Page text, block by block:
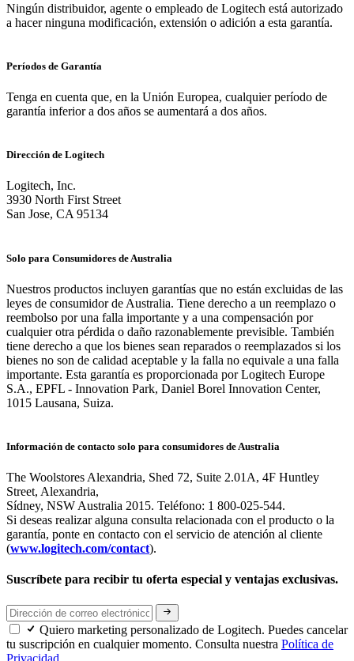
Ningún distribuidor, agente o empleado de Logitech está autorizado
a hacer ninguna modificación, extensión o adición a esta garantía.
Períodos de Garantía
Tenga en cuenta que, en la Unión Europea, cualquier período de
garantía inferior a dos años se aumentará a dos años.
Dirección de Logitech
Logitech, Inc.
3930 North First Street
San Jose, CA 95134
Solo para Consumidores de Australia
Nuestros productos incluyen garantías que no están excluidas de las
leyes de consumidor de Australia. Tiene derecho a un reemplazo o
reembolso por una falla importante y a una compensación por
cualquier otra pérdida o daño razonablemente previsible. También
tiene derecho a que los bienes sean reparados o reemplazados si los
bienes no son de calidad aceptable y la falla no equivale a una falla
importante. Esta garantía es proporcionada por Logitech Europe
S.A., EPFL - Innovation Park, Daniel Borel Innovation Center,
1015 Lausana, Suiza.
Información de contacto solo para consumidores de Australia
The Woolstores Alexandria, Shed 72, Suite 2.01A, 4F Huntley
Street, Alexandria,
Sídney, NSW Australia 2015. Teléfono: 1 800-025-544.
Si deseas realizar alguna consulta relacionada con el producto o la
garantía, ponte en contacto con el servicio de atención al cliente
(www.logitech.com/contact).
Suscríbete para recibir tu oferta especial y ventajas exclusivas.
Quiero marketing personalizado de Logitech. Puedes cancelar
tu suscripción en cualquier momento. Consulta nuestra Política de
Privacidad.